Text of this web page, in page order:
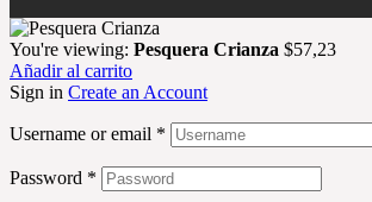
You're viewing: Pesquera Crianza $57,23
Añadir al carrito
Sign in Create an Account
Username or email *
Password *